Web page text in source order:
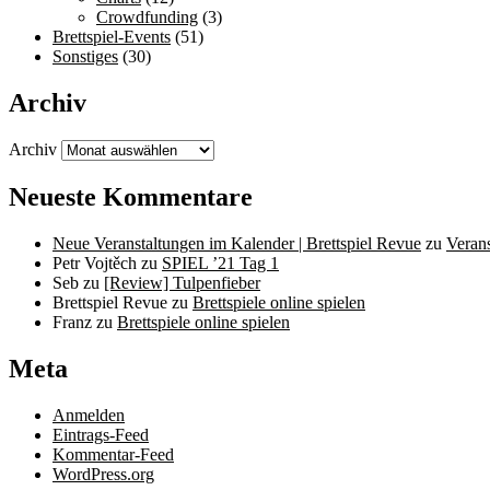
Crowdfunding (3)
Brettspiel-Events (51)
Sonstiges (30)
Archiv
Archiv
Neueste Kommentare
Neue Veranstaltungen im Kalender | Brettspiel Revue zu
Petr Vojtěch zu SPIEL ’21 Tag 1
Seb zu [Review] Tulpenfieber
Brettspiel Revue zu Brettspiele online spielen
Franz zu Brettspiele online spielen
Meta
Anmelden
Eintrags-Feed
Kommentar-Feed
WordPress.org